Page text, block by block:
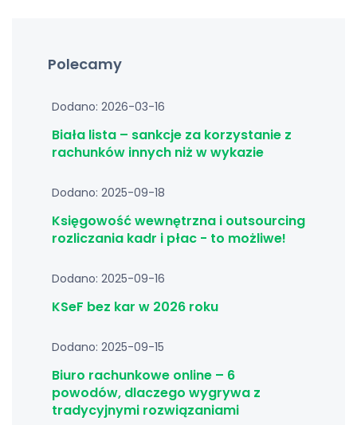
Polecamy
Dodano: 2026-03-16
Biała lista – sankcje za korzystanie z
rachunków innych niż w wykazie
Dodano: 2025-09-18
Księgowość wewnętrzna i outsourcing
rozliczania kadr i płac - to możliwe!
Dodano: 2025-09-16
KSeF bez kar w 2026 roku
Dodano: 2025-09-15
Biuro rachunkowe online – 6
powodów, dlaczego wygrywa z
tradycyjnymi rozwiązaniami